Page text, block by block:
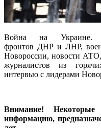
Война на Украине.
фронтов ДНР и ЛНР,
Новороссии, новости
журналистов из
интервью с лидерами
Внимание! Некоторые
информацию,